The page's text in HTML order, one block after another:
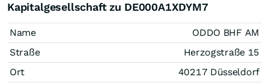
Kapitalgesellschaft zu DE000A1XDYM7
Name
ODDO BHF AM
Straße
Herzogstraße 15
Ort
40217 Düsseldorf